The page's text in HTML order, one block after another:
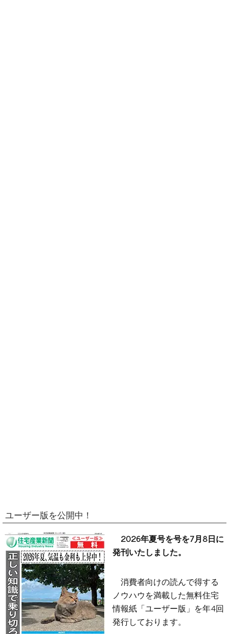
ユーザー版を公開中！
2026年夏号を号を7月8日に
発刊いたしました。
消費者向けの読んで得する
ノウハウを満載した無料住宅
情報紙「ユーザー版」を年4回
発行しております。